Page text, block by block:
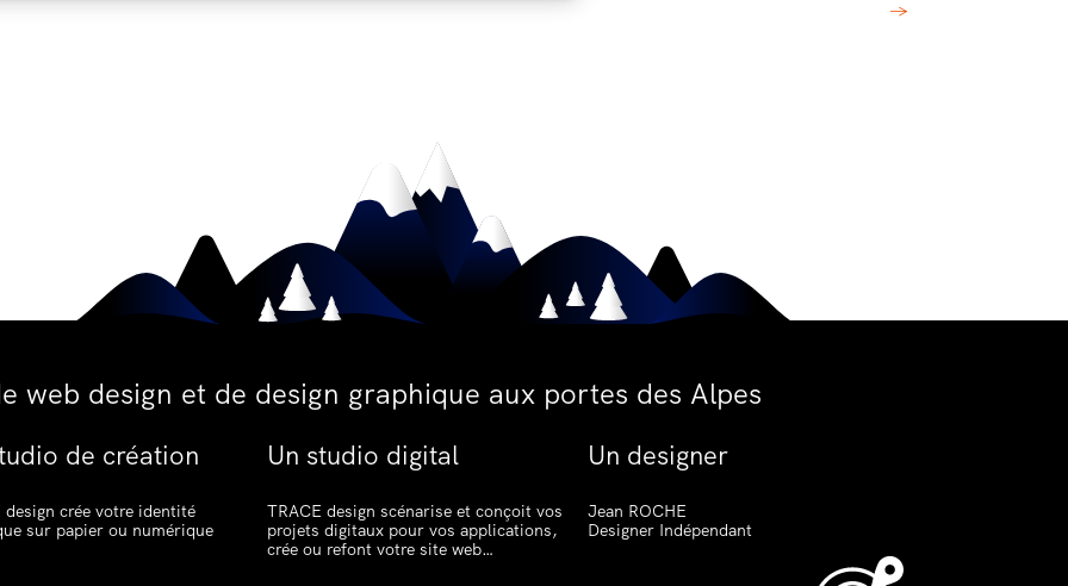
→
web design et de design graphique aux portes des Alpes
de création
design crée votre identité
sur papier ou numérique
Un studio digital
TRACE design scénarise et conçoit vos
projets digitaux pour vos applications,
crée ou refont votre site web…
Un designer
Jean ROCHE
Designer Indépendant